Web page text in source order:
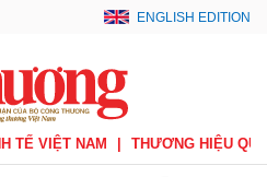
ENGLISH EDITION
TẾ VIỆT NAM THƯƠNG HIỆU